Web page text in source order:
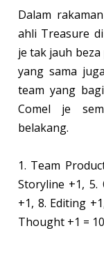
Dalam
ahli Treasure
je tak jauh
yang sama
team yang
Comel je
belakang.
1. Team
Storyline +1, 5.
+1, 8. Editing
Thought +1 =